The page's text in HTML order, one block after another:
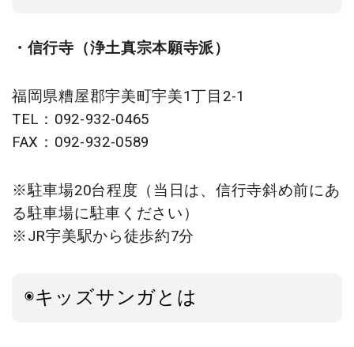
・信行寺（浄土真宗本願寺派）
福岡県糟屋郡宇美町宇美1丁目2-1
TEL：092-932-0465
FAX：092-932-0589
※駐車場20台程度（当日は、信行寺斜め前にあ
る駐車場に駐車ください）
※JR宇美駅から徒歩約7分
◉キッズサンガとは